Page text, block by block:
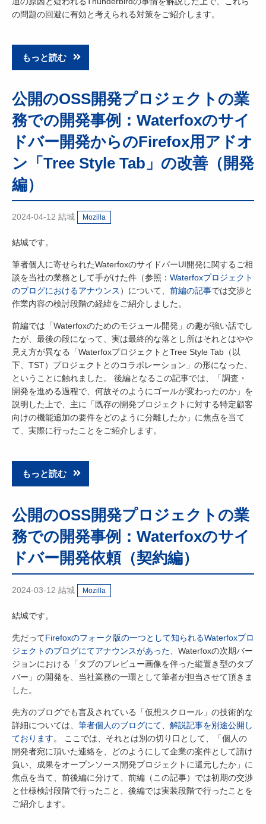
の問題の回避に有効と考えられる対策をご紹介します。
もっと読む
公開のOSS開発プロジェクトの業
務での開発事例：Waterfoxのサイ
ドバー開発からのFirefox用アドオ
ン「Tree Style Tab」の改善（開発
編）
2024-04-12 結城 Mozilla
結城です。
筆者個人に寄せられたWaterfoxのサイドバーUI開発に関するご相
談を当社の業務として手がけた件（参照： Waterfoxプロジェクト
のブログにおけるアナウンス ）について、 前編の記事では交渉と
作業内容の検討段階の経緯をご紹介しました。
前編では「Waterfoxのためのモジュール開発」の趣が強い話でし
たが、最後の段になって、実は最終的な落とし所はそれとはやや
見え方が異なる「WaterfoxプロジェクトとTree Style Tab（以
下、TST）プロジェクトとのコラボレーション」の形になった、
ということに触れました。 後編となるこの記事では、「調査・
開発を進める過程で、何故そのようにゴールが変わったのか」を
説明した上で、主に「既存の開発プロジェクトに対する特定顧客
向けの機能追加の要件をどのように分離したか」に焦点を当て
て、実際に行ったことをご紹介します。
もっと読む
公開のOSS開発プロジェクトの業
務での開発事例：Waterfoxのサイ
ドバー開発依頼（契約編）
2024-03-12 結城 Mozilla
結城です。
先だってFirefoxのフォーク版の一つとして知られるWaterfoxプロ
ジェクトのブログにてアナウンスがあった 、Waterfoxの次期バー
ジョンにおける「タブのプレビュー画像を伴った縦置き型のタブ
バー」の開発を、当社業務の一環として筆者が担当させて頂きま
した。
先方のブログでも言及されている「仮想スクロール」の技術的な
詳細については、 筆者個人のブログにて、解説記事を別途公開し
ております。 ここでは、それとは別の切り口として、「個人の
開発者宛に頂いた連絡を、どのようにして企業の案件として請け
負い、成果をオープンソース開発プロジェクトに還元したか」に
焦点を当て、前後編に分けて、前編（この記事）では初期の交渉
と仕様検討段階で行ったこと、後編では実装段階で行ったことを
ご紹介します。